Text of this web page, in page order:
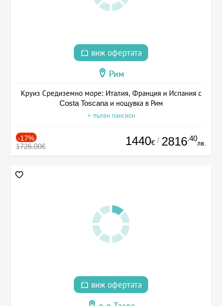
виж офертата
Рим
Круиз Средиземно море: Италия, Франция и Испания с
Costa Toscana и нощувка в Рим
+ пълен пансион
-17%
1726.00€ 1440€ / 2816.40
лв.
виж офертата